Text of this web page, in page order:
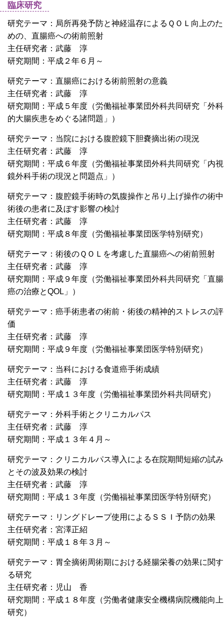
臨床研究
研究テーマ：局所再発予防と神経温存によるＱＯＬ向上のた
めの、直腸癌への術前照射
主任研究者：武藤 淳
研究期間：平成２年６月～
研究テーマ：直腸癌における術前照射の意義
主任研究者：武藤 淳
研究期間：平成５年度（労働福祉事業団外科共同研究「外科
的大腸疾患をめぐる諸問題」）
研究テーマ：当院における腹腔鏡下胆嚢摘出術の現況
主任研究者：武藤 淳
研究期間：平成６年度（労働福祉事業団外科共同研究「内視
鏡外科手術の現況と問題点」）
研究テーマ：腹腔鏡手術時の気腹操作と吊り上げ操作の術中
術後の患者に及ぼす影響の検討
主任研究者：武藤 淳
研究期間：平成８年度（労働福祉事業団医学特別研究）
研究テーマ：術後のＱＯＬを考慮した直腸癌への術前照射
主任研究者：武藤 淳
研究期間：平成９年度（労働福祉事業団外科共同研究「直腸
癌の治療とQOL」）
研究テーマ：癌手術患者の術前・術後の精神的ストレスの評
価
主任研究者：武藤 淳
研究期間：平成９年度（労働福祉事業団医学特別研究）
研究テーマ：当科における食道癌手術成績
主任研究者：武藤 淳
研究期間：平成１３年度（労働福祉事業団外科共同研究）
研究テーマ：外科手術とクリニカルパス
主任研究者：武藤 淳
研究期間：平成１３年４月～
研究テーマ：クリニカルパス導入による在院期間短縮の試み
とその波及効果の検討
主任研究者：武藤 淳
研究期間：平成１３年度（労働福祉事業団医学特別研究）
研究テーマ：リングドレープ使用によるＳＳＩ予防の効果
主任研究者：宮澤正紹
研究期間：平成１８年３月～
研究テーマ：胃全摘術周術期における経腸栄養の効果に関す
る研究
主任研究者：児山 香
研究期間：平成１８年度（労働者健康安全機構病院機能向上
研究）